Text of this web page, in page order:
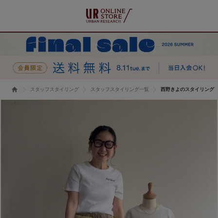
スタッフスタイリング スタッフスタイリング一覧 西野きよのスタイリング